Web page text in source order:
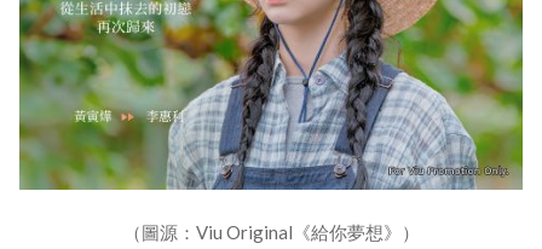
（圖源：Viu Original《給你夢想》）